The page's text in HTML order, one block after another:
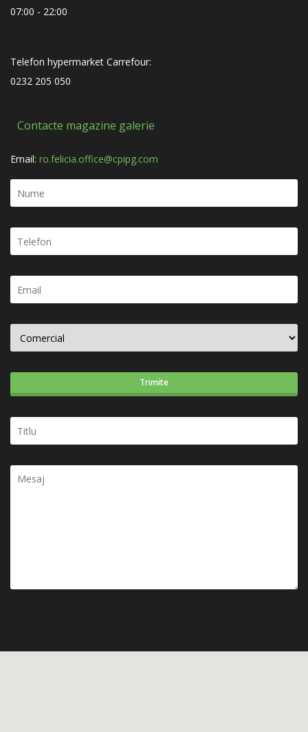
07:00 - 22:00
Telefon hypermarket Carrefour:
0232 205 050
Contacte magazine galerie
Email: ro.felicia.office@cpipg.com
Trimite